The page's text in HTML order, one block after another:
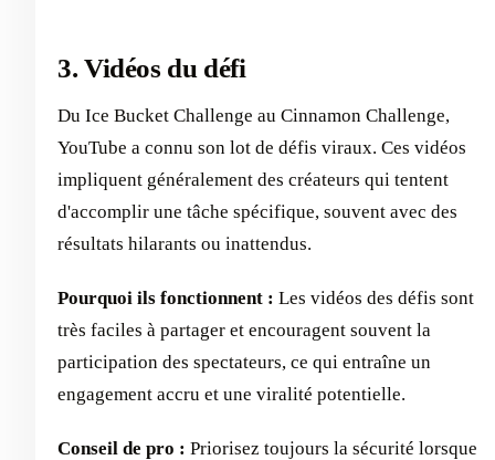
3. Vidéos du défi
Du Ice Bucket Challenge au Cinnamon Challenge,
YouTube a connu son lot de défis viraux. Ces vidéos
impliquent généralement des créateurs qui tentent
d'accomplir une tâche spécifique, souvent avec des
résultats hilarants ou inattendus.
Pourquoi ils fonctionnent : Les vidéos des défis sont
très faciles à partager et encouragent souvent la
participation des spectateurs, ce qui entraîne un
engagement accru et une viralité potentielle.
Conseil de pro : Priorisez toujours la sécurité lorsque